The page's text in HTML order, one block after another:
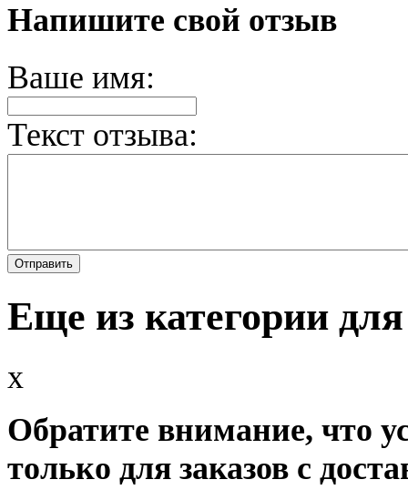
Напишите свой отзыв
Ваше имя:
Текст отзыва:
Еще из категории
x
Обратите внимание, что
только для заказов с